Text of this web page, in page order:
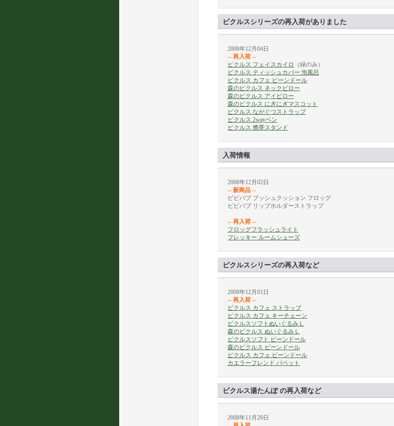
ピクルスシリーズの再入荷がありました
2008年12月04日
-- 再入荷 --
ピクルス フェイスカイロ
（緑のみ）
ピクルス ティッシュカバー 泡風呂
ピクルス カフェ ビーンドール
森のピクルス ネックピロー
森のピクルス アイピロー
森のピクルス にぎにぎマスコット
ピクルス ながぐつストラップ
ピクルス 2wayペン
ピクルス 携帯スタンド
入荷情報
2008年12月02日
-- 新商品 --
ビビバブ プッシュクッション フロッグ
ビビバブ リップホルダーストラップ
-- 再入荷 --
フロッグフラッシュライト
フレッキー ルームシューズ
ピクルスシリーズの再入荷など
2008年12月01日
-- 再入荷 --
ピクルス カフェ ストラップ
ピクルス カフェ キーチェーン
ピクルスソフトぬいぐるみＬ
森のピクルス ぬいぐるみＬ
ピクルスソフト ビーンドール
森のピクルス ビーンドール
ピクルス カフェ ビーンドール
カエラーフレンド パペット
ピクルス湯たんぽ の再入荷など
2008年11月29日